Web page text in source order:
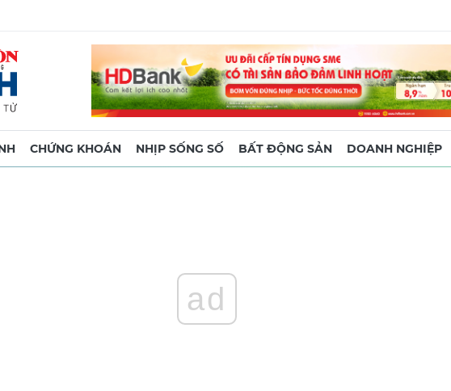
CHỨNG KHOÁN NHỊP SỐNG SỐ BẤT ĐỘNG SẢN DOANH NGHIỆP
ad